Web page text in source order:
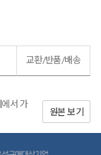
교환/반품/배송
에서 가
원본 보기